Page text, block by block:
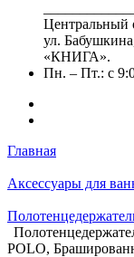
Центральный
ул.
«КНИГА».
Пн. – Пт.: с
Главная
Аксессуары для
POLO,